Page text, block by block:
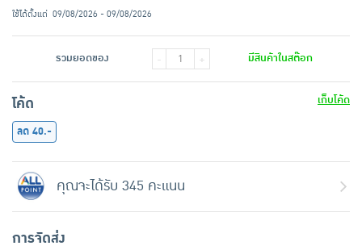
ใช้ได้ตั้งแต่ 09/08/2026 - 09/08/2026
รวมยอดของ - + มีสินค้าในสต๊อก
โค้ด
เก็บโค้ด
ลด 40.-
คุณจะได้รับ 345 คะแนน
การจัดส่ง